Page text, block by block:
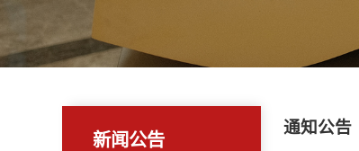
新闻公告
通知公告